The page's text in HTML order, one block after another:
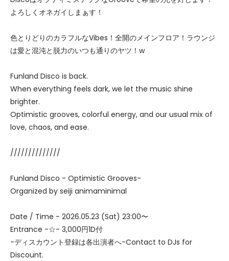
よろしくオネガイしまぁす！
色とりどりのカラフルなVibes！全開のメインフロア！ラウンジ
は愛と混沌と脱力のいつも通りのヤツ！w
Funland Disco is back.
When everything feels dark, we let the music shine
brighter.
Optimistic grooves, colorful energy, and our usual mix of
love, chaos, and ease.
//////////////
Funland Disco - Optimistic Grooves-
Organized by seiji animaminimal
Date / Time - 2026.05.23 (Sat) 23:00〜
Entrance -☆- 3,000円1D付
-ディスカウント登録は各出演者へ-Contact to DJs for
Discount.